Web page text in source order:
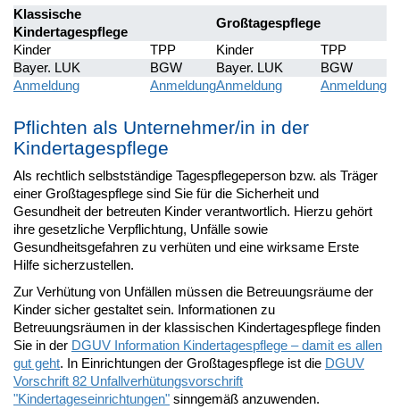
Klassische
Kindertagespflege
Großtagespflege
Kinder
TPP Kinder
TPP
Bayer. LUK
BGW Bayer. LUK
BGW
Anmeldung
AnmeldungAnmeldung Anmeldung
Pflichten als Unternehmer/in in der
Kindertagespflege
Als rechtlich selbstständige Tagespflegeperson bzw. als Träger
einer Großtagespflege sind Sie für die Sicherheit und
Gesundheit der betreuten Kinder verantwortlich. Hierzu gehört
ihre gesetzliche Verpflichtung, Unfälle sowie
Gesundheitsgefahren zu verhüten und eine wirksame Erste
Hilfe sicherzustellen.
Zur Verhütung von Unfällen müssen die Betreuungsräume der
Kinder sicher gestaltet sein. Informationen zu
Betreuungsräumen in der klassischen Kindertagespflege finden
Sie in der DGUV Information Kindertagespflege – damit es allen
gut geht. In Einrichtungen der Großtagespflege ist die DGUV
Vorschrift 82 Unfallverhütungsvorschrift
"Kindertageseinrichtungen" sinngemäß anzuwenden.